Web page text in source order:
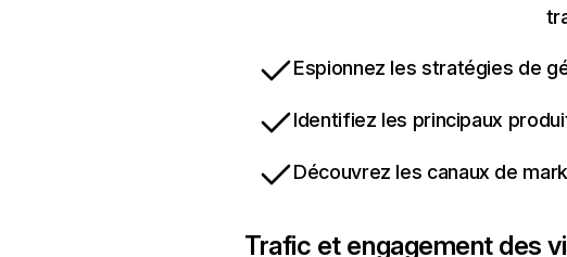
Espionnez les stratégies de
Identifiez les principaux
Découvrez les canaux de
Trafic et engagement des